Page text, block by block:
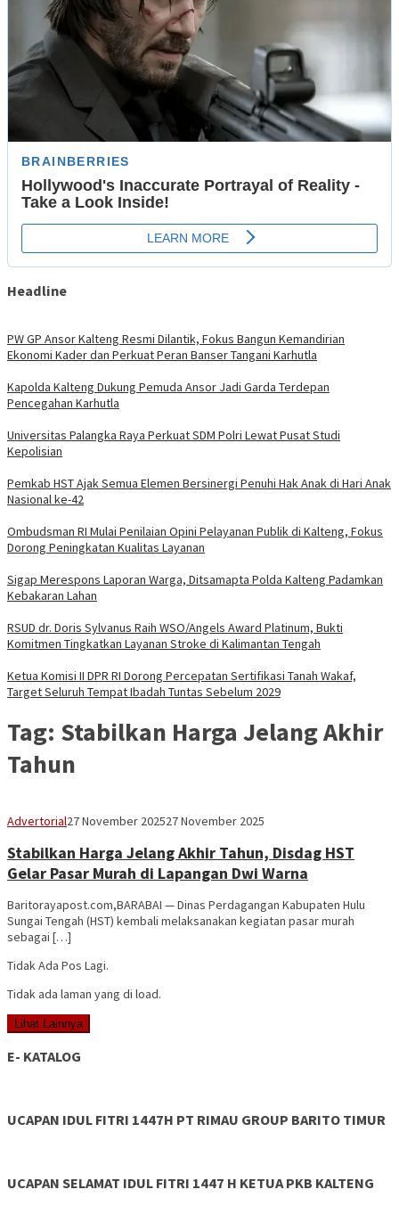
Headline
PW GP Ansor Kalteng Resmi Dilantik, Fokus Bangun Kemandirian
Ekonomi Kader dan Perkuat Peran Banser Tangani Karhutla
Kapolda Kalteng Dukung Pemuda Ansor Jadi Garda Terdepan
Pencegahan Karhutla
Universitas Palangka Raya Perkuat SDM Polri Lewat Pusat Studi
Kepolisian
Pemkab HST Ajak Semua Elemen Bersinergi Penuhi Hak Anak di Hari Anak
Nasional ke-42
Ombudsman RI Mulai Penilaian Opini Pelayanan Publik di Kalteng, Fokus
Dorong Peningkatan Kualitas Layanan
Sigap Merespons Laporan Warga, Ditsamapta Polda Kalteng Padamkan
Kebakaran Lahan
RSUD dr. Doris Sylvanus Raih WSO/Angels Award Platinum, Bukti
Komitmen Tingkatkan Layanan Stroke di Kalimantan Tengah
Ketua Komisi II DPR RI Dorong Percepatan Sertifikasi Tanah Wakaf,
Target Seluruh Tempat Ibadah Tuntas Sebelum 2029
Tag: Stabilkan Harga Jelang Akhir
Tahun
AdvertorialVananta
27 November 202527 November 2025
Stabilkan Harga Jelang Akhir Tahun, Disdag HST
Gelar Pasar Murah di Lapangan Dwi Warna
Baritorayapost.com,BARABAI — Dinas Perdagangan Kabupaten Hulu
Sungai Tengah (HST) kembali melaksanakan kegiatan pasar murah
sebagai […]
Tidak Ada Pos Lagi.
Tidak ada laman yang di load.
Lihat Lainnya
E- KATALOG
UCAPAN IDUL FITRI 1447H PT RIMAU GROUP BARITO TIMUR
UCAPAN SELAMAT IDUL FITRI 1447 H KETUA PKB KALTENG